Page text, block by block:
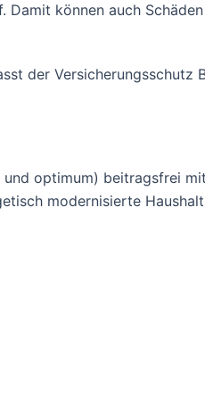
können auch
der Versicherungsschutz
optimum) beitragsfrei
modernisierte